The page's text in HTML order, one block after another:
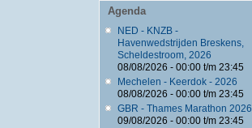
Agenda
NED - KNZB -
Havenwedstrijden Breskens,
Scheldestroom, 2026
08/08/2026 - 00:00t/m 23:45
Mechelen - Keerdok - 2026
08/08/2026 - 00:00t/m 23:45
GBR - Thames Marathon 2026
09/08/2026 - 00:00t/m 23:45